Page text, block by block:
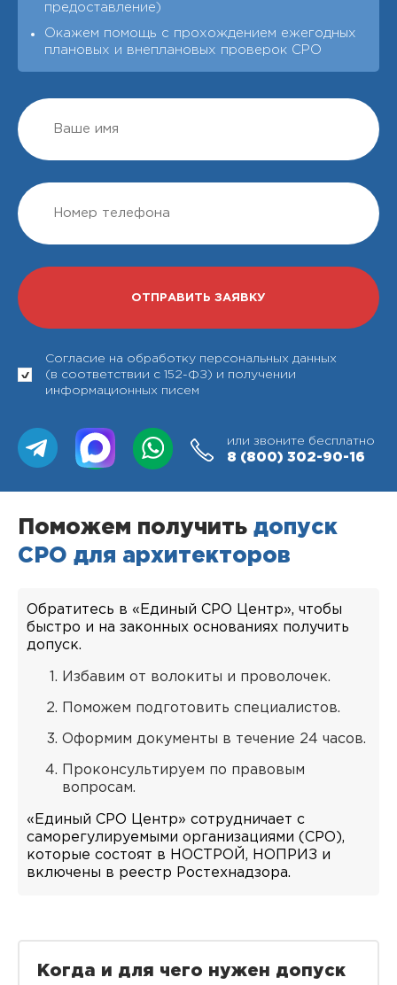
предоставление)
Окажем помощь с прохождением ежегодных
плановых и внеплановых проверок СРО
Согласие на обработку персональных данных
(в соответствии с 152-ФЗ) и получении
информационных писем
или звоните бесплатно
8 (800) 302-90-16
Поможем получить допуск
СРО для архитекторов
Обратитесь в «Единый СРО Центр», чтобы
быстро и на законных основаниях получить
допуск.
Избавим от волокиты и проволочек.
Поможем подготовить специалистов.
Оформим документы в течение 24 часов.
Проконсультируем по правовым
вопросам.
«Единый СРО Центр» сотрудничает с
саморегулируемыми организациями (СРО),
которые состоят в НОСТРОЙ, НОПРИЗ и
включены в реестр Ростехнадзора.
Когда и для чего нужен допуск